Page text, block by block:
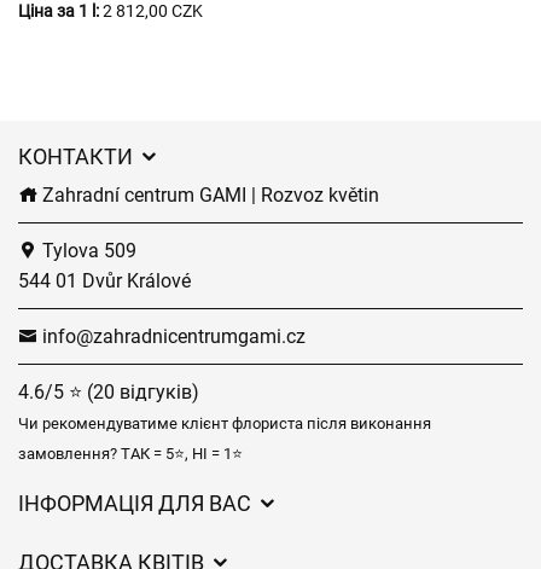
Ціна за 1 l:2 812,00 CZK
КОНТАКТИ
Zahradní centrum GAMI | Rozvoz květin
Tylova 509
544 01 Dvůr Králové
info@zahradnicentrumgami.cz
4.6/5 ⭐ (20 відгуків)
Чи рекомендуватиме клієнт флориста після виконання
замовлення? ТАК = 5⭐, НІ = 1⭐
ІНФОРМАЦІЯ ДЛЯ ВАС
ДОСТАВКА КВІТІВ